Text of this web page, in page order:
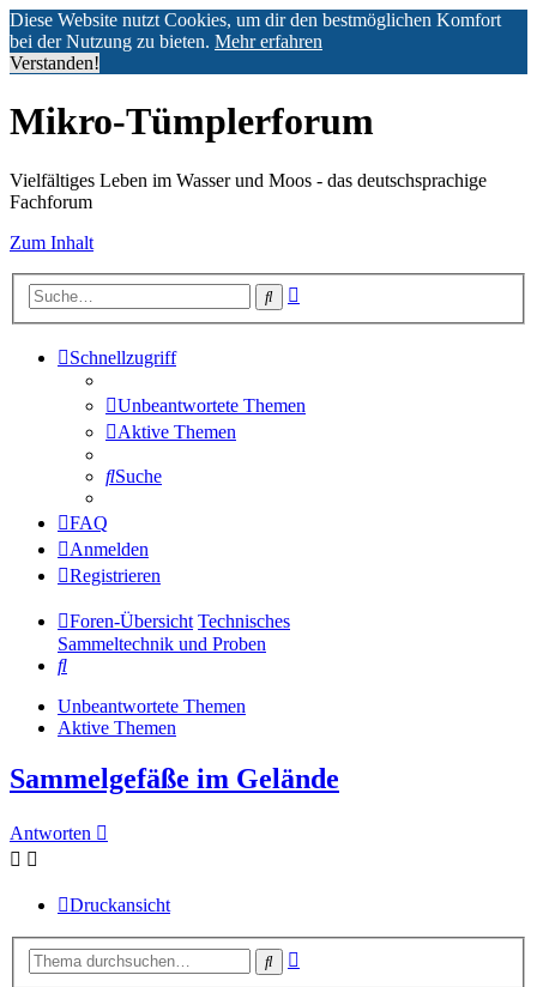
Diese Website nutzt Cookies, um dir den bestmöglichen Komfort
bei der Nutzung zu bieten. Mehr erfahren
Verstanden!
Mikro-Tümplerforum
Vielfältiges Leben im Wasser und Moos - das deutschsprachige
Fachforum
Zum Inhalt
Suche
Schnellzugriff
Unbeantwortete Themen
Aktive Themen
Suche
FAQ
Anmelden
Registrieren
Foren-Übersicht Technisches
Sammeltechnik und Proben
Suche
Unbeantwortete Themen
Aktive Themen
Sammelgefäße im Gelände
Antworten
Druckansicht
Suche